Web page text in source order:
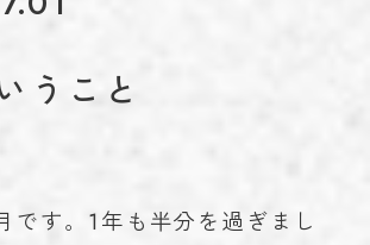
康診断 BRAIN DOCK
うこと
です。1年も半分を過ぎまし